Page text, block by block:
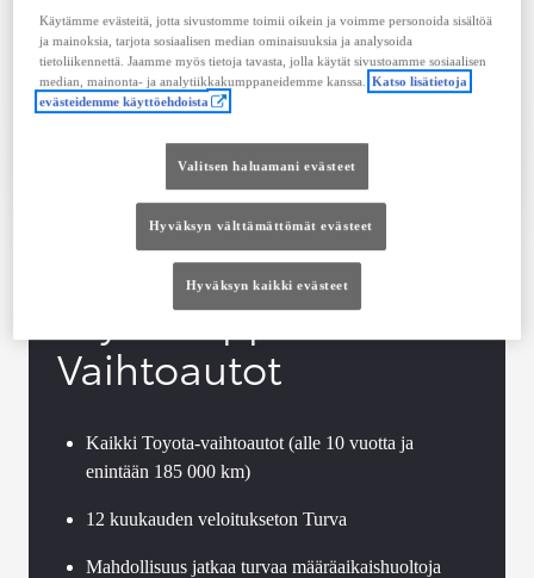
38 900,00 €
495,43 € / kk
Tutustu autoon
Vertaile
Toyota Approved
Vaihtoautot
Kaikki Toyota-vaihtoautot (alle 10 vuotta ja
enintään 185 000 km)
12 kuukauden veloitukseton Turva
Mahdollisuus jatkaa turvaa määräaikaishuoltoja
Käytämme evästeitä, jotta sivustomme toimii oikein ja voimme personoida sisältöä
ja mainoksia, tarjota sosiaalisen median ominaisuuksia ja analysoida
tietoliikennettä. Jaamme myös tietoja tavasta, jolla käytät sivustoamme sosiaalisen
median, mainonta- ja analytiikkakumppaneidemme kanssa. Katso lisätietoja
evästeidemme käyttöehdoista
Valitsen haluamani evästeet
Hyväksyn välttämättömät evästeet
Hyväksyn kaikki evästeet